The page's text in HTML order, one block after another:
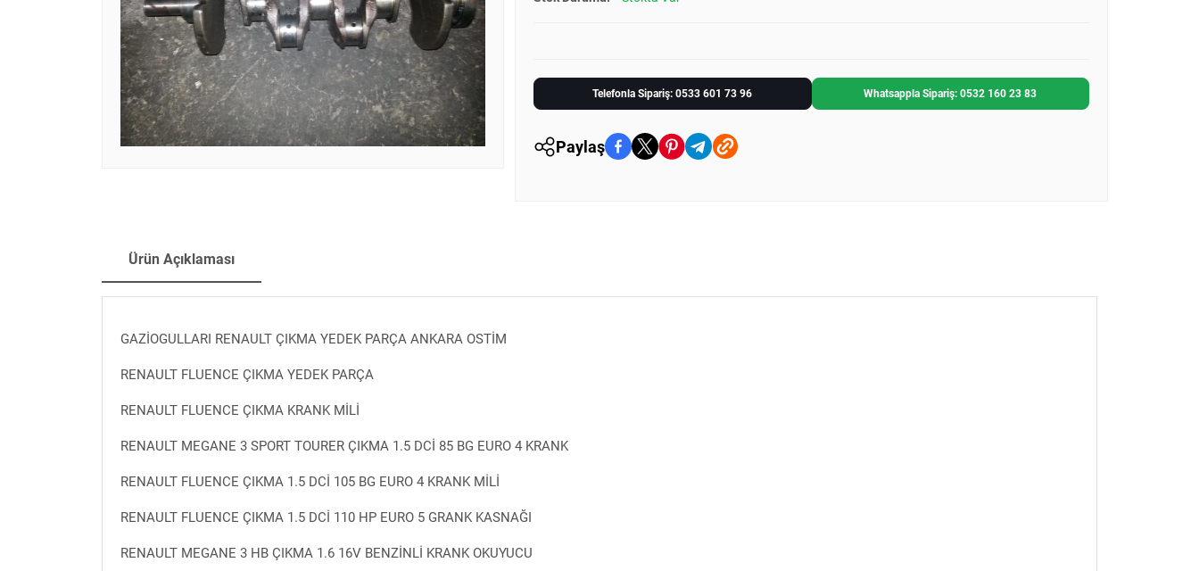
Telefonla Sipariş: 0533 601 73 96 Whatsappla Sipariş: 0532 160 23 83
Paylaş
Ürün Açıklaması
GAZİOGULLARI RENAULT ÇIKMA YEDEK PARÇA ANKARA OSTİM
RENAULT FLUENCE ÇIKMA YEDEK PARÇA
RENAULT FLUENCE ÇIKMA KRANK MİLİ
RENAULT MEGANE 3 SPORT TOURER ÇIKMA 1.5 DCİ 85 BG EURO 4 KRANK
RENAULT FLUENCE ÇIKMA 1.5 DCİ 105 BG EURO 4 KRANK MİLİ
RENAULT FLUENCE ÇIKMA 1.5 DCİ 110 HP EURO 5 GRANK KASNAĞI
RENAULT MEGANE 3 HB ÇIKMA 1.6 16V BENZİNLİ KRANK OKUYUCU